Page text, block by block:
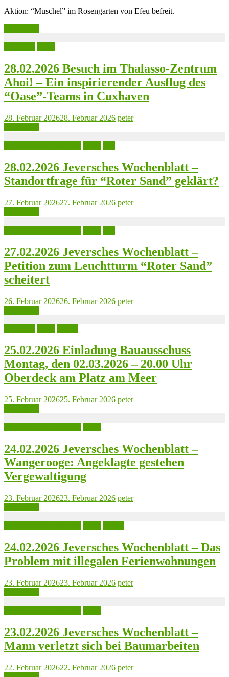
Aktion: “Muschel” im Rosengarten von Efeu befreit.
28.02.2026 Besuch im Thalasso-Zentrum
Ahoi! – Ein inspirierender Ausflug des
“Oase”-Teams in Cuxhaven
28. Februar 202628. Februar 2026 peter
28.02.2026 Jeversches Wochenblatt –
Standortfrage für “Roter Sand” geklärt?
27. Februar 202627. Februar 2026 peter
27.02.2026 Jeversches Wochenblatt –
Petition zum Leuchtturm “Roter Sand”
scheitert
26. Februar 202626. Februar 2026 peter
25.02.2026 Einladung Bauausschuss
Montag, den 02.03.2026 – 20.00 Uhr
Oberdeck am Platz am Meer
25. Februar 202625. Februar 2026 peter
24.02.2026 Jeversches Wochenblatt –
Wangerooge: Angeklagte gestehen
Vergewaltigung
23. Februar 202623. Februar 2026 peter
24.02.2026 Jeversches Wochenblatt – Das
Problem mit illegalen Ferienwohnungen
23. Februar 202623. Februar 2026 peter
23.02.2026 Jeversches Wochenblatt –
Mann verletzt sich bei Baumarbeiten
22. Februar 202622. Februar 2026 peter